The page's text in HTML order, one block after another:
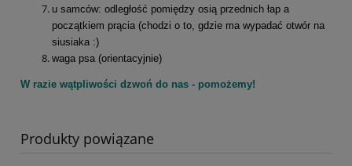
u samców: odległość pomiędzy osią przednich łap a
początkiem prącia (chodzi o to, gdzie ma wypadać otwór na
siusiaka :)
waga psa (orientacyjnie)
W razie wątpliwości dzwoń do nas - pomożemy!
Produkty powiązane